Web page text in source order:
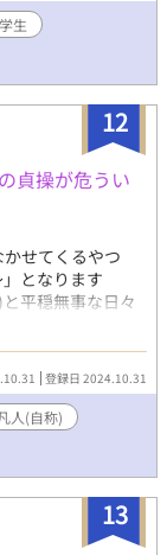
生
12
貞操が危うい
せてくるやつ
となります
平穏無事な日々
の攻防戦 あるい
兄妹ふたりして
注意 】 ※大学生
・ヤンデレ/執
部門)』用に書
説部門)』にエン
なので、なにが
てきます ※更新は
木 End：--
登録日 2024.10.31
人(自称)
13